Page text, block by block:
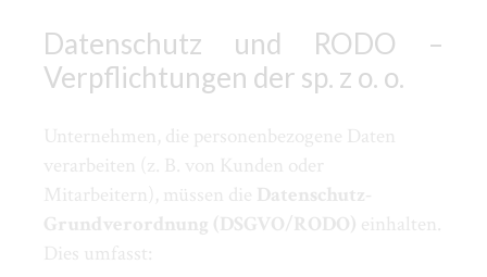
Datenschutz und RODO –
Verpflichtungen der sp. z o. o.
Unternehmen, die personenbezogene Daten
verarbeiten (z. B. von Kunden oder
Mitarbeitern), müssen die Datenschutz-
Grundverordnung (DSGVO/RODO) einhalten.
Dies umfasst: